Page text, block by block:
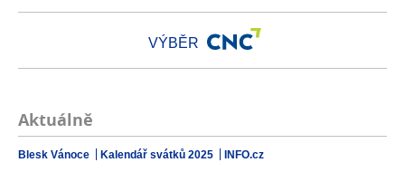
VÝBĚR
Aktuálně
Blesk Vánoce Kalendář svátků 2025 INFO.cz